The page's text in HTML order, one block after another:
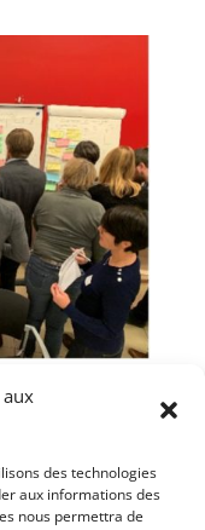
des technologies
aux informations des
nous permettra de
le quartier
POUR LE